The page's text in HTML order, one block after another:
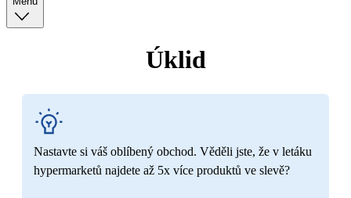
Úklid
Nastavte si váš oblíbený obchod. Věděli jste, že v letáku
hypermarketů najdete až 5x více produktů ve slevě?